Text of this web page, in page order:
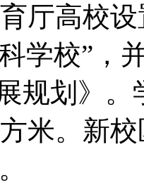
厅高校
学校”，
规划》
米。新